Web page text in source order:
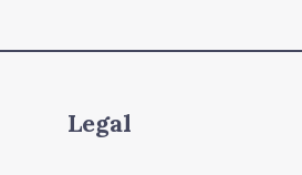
Legal